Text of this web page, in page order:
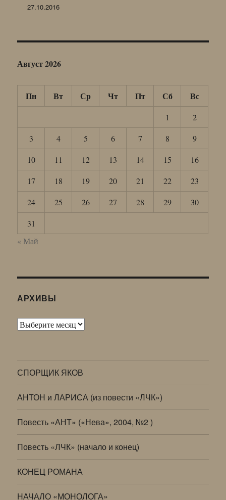
27.10.2016
Август 2026
Пн Вт Ср Чт Пт Сб Вс
1
2
3
4 5 6 7 8
9
10
11 12 13 14 15
16
17
18 19 20 21 22
23
24
25 26 27 28 29
30
31
« Май
АРХИВЫ
Архивы
СПОРЩИК ЯКОВ
АНТОН и ЛАРИСА (из повести «ЛЧК»)
Повесть «АНТ» («Нева», 2004, №2 )
Повесть «ЛЧК» (начало и конец)
КОНЕЦ РОМАНА
НАЧАЛО «МОНОЛОГА»